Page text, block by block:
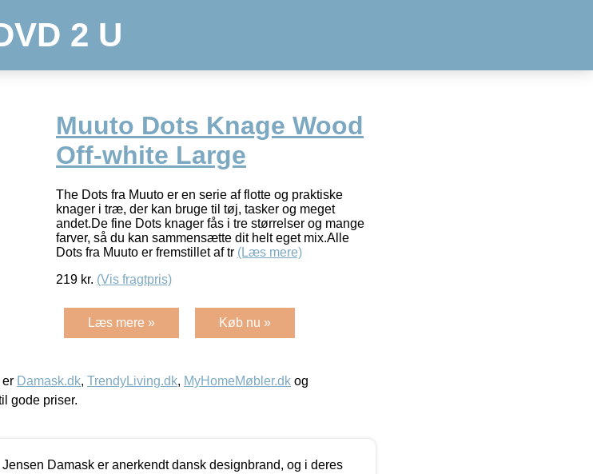
2 U
Muuto Dots Knage Wood
Off-white Large
The Dots fra Muuto er en serie af flotte og praktiske
knager i træ, der kan bruge til tøj, tasker og meget
andet.De fine Dots knager fås i tre størrelser og mange
farver, så du kan sammensætte dit helt eget mix.Alle
Dots fra Muuto er fremstillet af tr (Læs mere)
219 kr. (Vis fragtpris)
Læs mere » Køb nu »
Damask.dk, TrendyLiving.dk, MyHomeMøbler.dk og
gode priser.
Damask er anerkendt dansk designbrand, og i deres